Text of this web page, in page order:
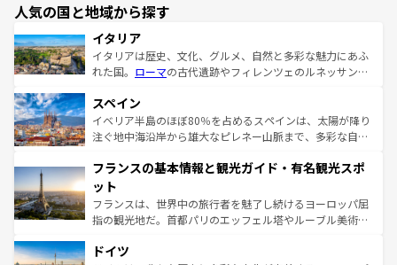
人気の国と地域から探す
イタリア
イタリアは歴史、文化、グルメ、自然と多彩な魅力にあふ
れた国。 ローマの古代遺跡やフィレンツェのルネッサンス
ろん、トスカーナの美しい田園風景やアマルフィ海岸の絶
景など、自然景観も見逃せない。観光の合間には、本場の
ピザやパスタなど、絶品のイタリア料理を堪能することも
ませてくれるイタリアで、忘れられない旅をしてみよう！
なお、新着のイタリア情報は
しい。
スペイン
イベリア半島のほぼ80％を占めるスペインは、太陽が降り
注ぐ地中海沿岸から雄大なピレネー山脈まで、多彩な自然
文化が根付くこの国では、情熱的なフラメンコ、熱気あふ
れる闘牛、そして美味しいタパスが生活の一部となってい
る。首都マドリードの洗練された雰囲気や、バルセロナの
アートに溢れた街角から、地方では古代ローマ遺跡や中世
せる。地方によって風土や気候が異なるスペインはその個
フランスの基本情報と観光ガイド・有名観光スポ
ット
フランスは、世界中の旅行者を魅了し続けるヨーロッパ屈
指の観光地だ。首都パリのエッフェル塔やルーブル美術館
で、幅広い魅力が詰まっている。華麗な宮殿、歴史的な大
ドイツ